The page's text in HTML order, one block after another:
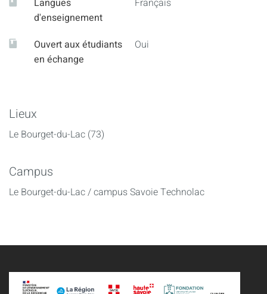
Langues
d'enseignement
Français
Ouvert aux étudiants
en échange
Oui
Lieux
Le Bourget-du-Lac (73)
Campus
Le Bourget-du-Lac / campus Savoie Technolac